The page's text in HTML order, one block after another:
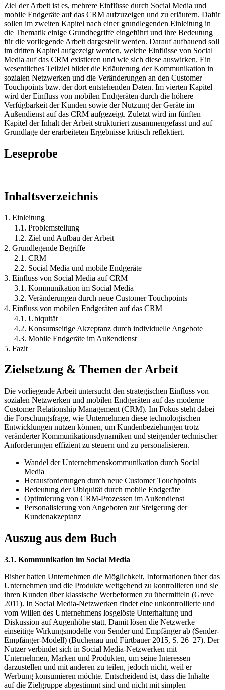
Ziel der Arbeit ist es, mehrere Einflüsse durch Social Media und
mobile Endgeräte auf das CRM aufzuzeigen und zu erläutern. Dafür
sollen im zweiten Kapitel nach einer grundlegenden Einleitung in
die Thematik einige Grundbegriffe eingeführt und ihre Bedeutung
für die vorliegende Arbeit dargestellt werden. Darauf aufbauend soll
im dritten Kapitel aufgezeigt werden, welche Einflüsse von Social
Media auf das CRM existieren und wie sich diese auswirken. Ein
wesentliches Teilziel bildet die Erläuterung der Kommunikation in
sozialen Netzwerken und die Veränderungen an den Customer
Touchpoints bzw. der dort entstehenden Daten. Im vierten Kapitel
wird der Einfluss von mobilen Endgeräten durch die höhere
Verfügbarkeit der Kunden sowie der Nutzung der Geräte im
Außendienst auf das CRM aufgezeigt. Zuletzt wird im fünften
Kapitel der Inhalt der Arbeit strukturiert zusammengefasst und auf
Grundlage der erarbeiteten Ergebnisse kritisch reflektiert.
Leseprobe
Inhaltsverzeichnis
1. Einleitung
1.1. Problemstellung
1.2. Ziel und Aufbau der Arbeit
2. Grundlegende Begriffe
2.1. CRM
2.2. Social Media und mobile Endgeräte
3. Einfluss von Social Media auf CRM
3.1. Kommunikation im Social Media
3.2. Veränderungen durch neue Customer Touchpoints
4. Einfluss von mobilen Endgeräten auf das CRM
4.1. Ubiquität
4.2. Konsumseitige Akzeptanz durch individuelle Angebote
4.3. Mobile Endgeräte im Außendienst
5. Fazit
Zielsetzung & Themen der Arbeit
Die vorliegende Arbeit untersucht den strategischen Einfluss von
sozialen Netzwerken und mobilen Endgeräten auf das moderne
Customer Relationship Management (CRM). Im Fokus steht dabei
die Forschungsfrage, wie Unternehmen diese technologischen
Entwicklungen nutzen können, um Kundenbeziehungen trotz
veränderter Kommunikationsdynamiken und steigender technischer
Anforderungen effizient zu steuern und zu personalisieren.
Wandel der Unternehmenskommunikation durch Social
Media
Herausforderungen durch neue Customer Touchpoints
Bedeutung der Ubiquität durch mobile Endgeräte
Optimierung von CRM-Prozessen im Außendienst
Personalisierung von Angeboten zur Steigerung der
Kundenakzeptanz
Auszug aus dem Buch
3.1. Kommunikation im Social Media
Bisher hatten Unternehmen die Möglichkeit, Informationen über das
Unternehmen und die Produkte weitgehend zu kontrollieren und sie
ihren Kunden über klassische Werbeformen zu übermitteln (Greve
2011). In Social Media-Netzwerken findet eine unkontrollierte und
vom Willen des Unternehmens losgelöste Unterhaltung und
Diskussion auf Augenhöhe statt. Damit lösen die Netzwerke
einseitige Wirkungsmodelle von Sender und Empfänger ab (Sender-
Empfänger-Modell) (Buchenau und Fürtbauer 2015, S. 26–27). Der
Nutzer verbindet sich in Social Media-Netzwerken mit
Unternehmen, Marken und Produkten, um seine Interessen
darzustellen und mit anderen zu teilen, jedoch nicht, weil er
Werbung konsumieren möchte. Entscheidend ist, dass die Inhalte
auf die Zielgruppe abgestimmt sind und nicht mit simplen